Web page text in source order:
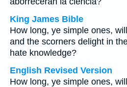
King James Bible
How long, ye simple ones,
and the scorners delight in
hate knowledge?
English Revised Version
How long, ye simple ones,